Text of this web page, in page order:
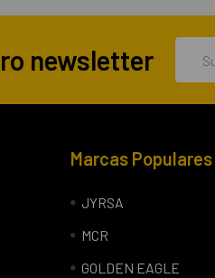
newsletter
Marcas Populares
JYRSA
MCR
GOLDEN EAGLE